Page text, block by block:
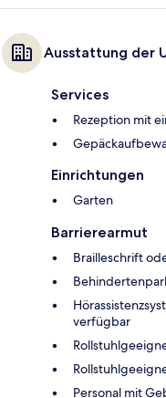
Ausstattung der
Services
Rezeption mit
Einrichtungen
Garten
Barrierearmut
Brailleschrift
verfügbar
Personal mit